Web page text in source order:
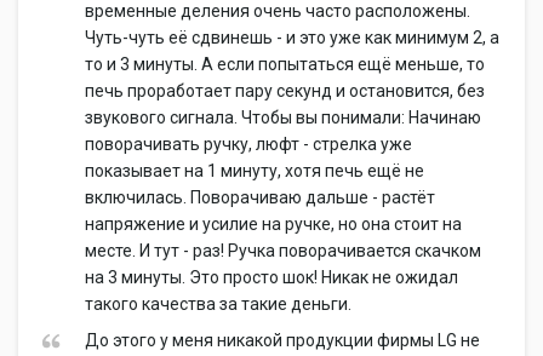
временные деления очень часто расположены.
Чуть-чуть её сдвинешь - и это уже как минимум 2, а
то и 3 минуты. А если попытаться ещё меньше, то
печь проработает пару секунд и остановится, без
звукового сигнала. Чтобы вы понимали: Начинаю
поворачивать ручку, люфт - стрелка уже
показывает на 1 минуту, хотя печь ещё не
включилась. Поворачиваю дальше - растёт
напряжение и усилие на ручке, но она стоит на
месте. И тут - раз! Ручка поворачивается скачком
на 3 минуты. Это просто шок! Никак не ожидал
такого качества за такие деньги.
До этого у меня никакой продукции фирмы LG не